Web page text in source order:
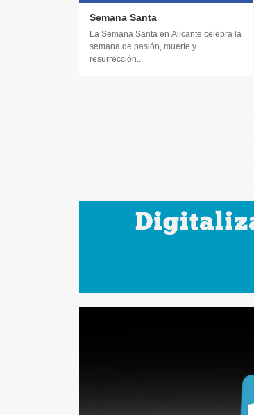
Semana Santa
La Semana Santa en Alicante celebra la
semana de pasión, muerte y
resurrección...